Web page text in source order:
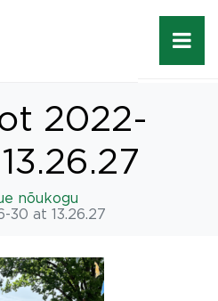
2022-
nõukogu
30 at 13.26.27